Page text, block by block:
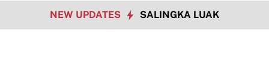
NEW UPDATES SALINGKA LUAK